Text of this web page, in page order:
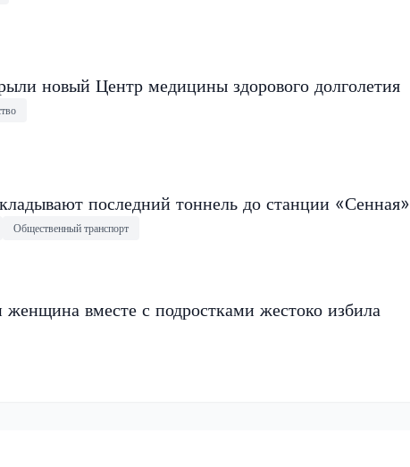
новый Центр медицины здорового долголетия
последний тоннель до станции «Сенная»
Общественный транспорт
вместе с подростками жестоко избила